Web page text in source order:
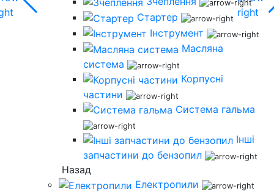
Стартер
Інструмент
Масляна
система
Корпусні
частини
Система гальма
Інші
запчастини до бензопил
Назад
Електропили